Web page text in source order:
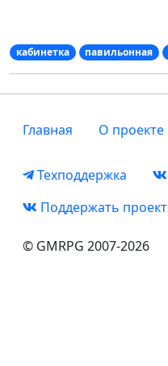
кабинетка павильонная
Главная О проекте
Техподдержка
Поддержать проект
© GMRPG 2007-2026